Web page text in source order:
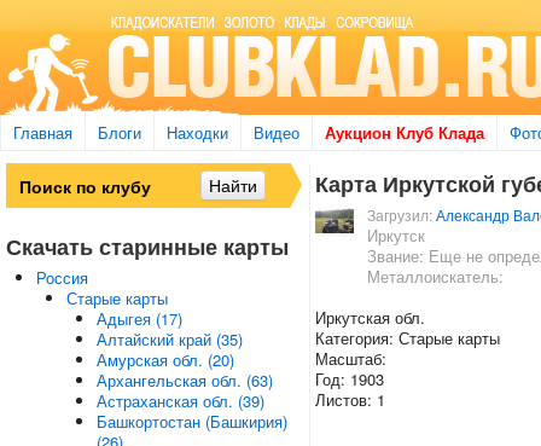
Главная Блоги Находки Видео Аукцион Клуб Клада
Карта Иркутской
Загрузил:Александр
Иркутск
Звание: Еще не
Металлоискатель:
Иркутская обл.
Категория: Старые карты
Масштаб:
Год: 1903
Листов: 1
Скачать старинные карты
Россия
Старые карты
Адыгея (17)
Алтайский край (35)
Амурская обл. (20)
Архангельская обл. (63)
Астраханская обл. (39)
Башкортостан (Башкирия)